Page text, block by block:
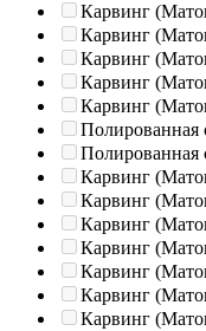
Карвинг
Карвинг
Карвинг
Карвинг
Карвинг
Полированная
Полированная
Карвинг
Карвинг
Карвинг
Карвинг
Карвинг
Карвинг
Карвинг